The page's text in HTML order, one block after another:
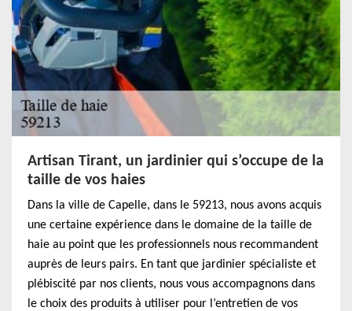
Artisan Tirant, un jardinier qui s’occupe de la
taille de vos haies
Dans la ville de Capelle, dans le 59213, nous avons acquis
une certaine expérience dans le domaine de la taille de
haie au point que les professionnels nous recommandent
auprès de leurs pairs. En tant que jardinier spécialiste et
plébiscité par nos clients, nous vous accompagnons dans
le choix des produits à utiliser pour l’entretien de vos